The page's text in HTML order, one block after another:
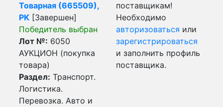
Товарная (665509),
РК [Завершен]
Победитель выбран
Лот №: 6050
АУКЦИОН (покупка
товара)
Раздел: Транспорт.
Логистика.
Перевозка. Авто и
поставщикам!
Необходимо
авторизоваться или
зарегистрироваться
и заполнить профиль
поставщика.